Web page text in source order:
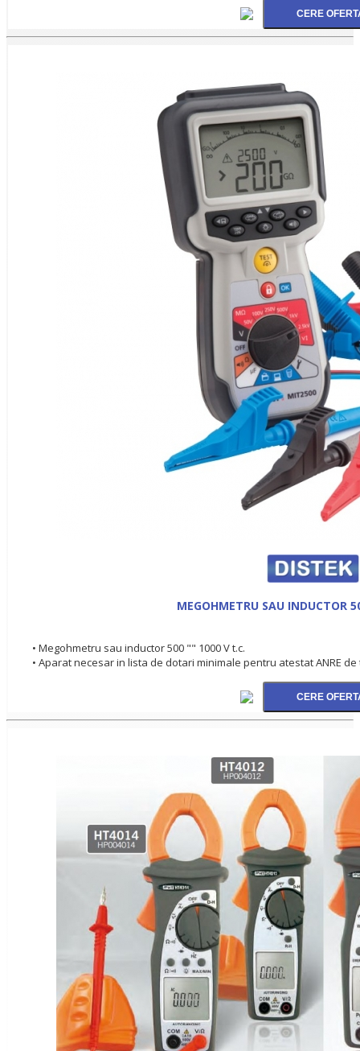
MEGOHMETRU SAU INDUCTOR
• Megohmetru sau inductor 500 "" 1000 V t.c.
• Aparat necesar in lista de dotari minimale pentru atestat ANRE de